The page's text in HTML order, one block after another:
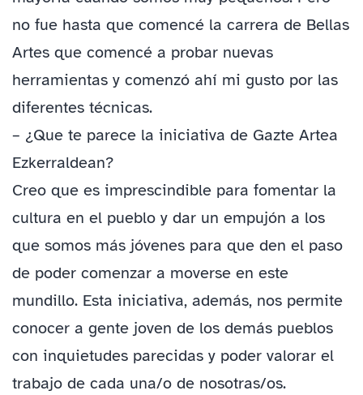
no fue hasta que comencé la carrera de Bellas
Artes que comencé a probar nuevas
herramientas y comenzó ahí mi gusto por las
diferentes técnicas.
– ¿Que te parece la iniciativa de Gazte Artea
Ezkerraldean?
Creo que es imprescindible para fomentar la
cultura en el pueblo y dar un empujón a los
que somos más jóvenes para que den el paso
de poder comenzar a moverse en este
mundillo. Esta iniciativa, además, nos permite
conocer a gente joven de los demás pueblos
con inquietudes parecidas y poder valorar el
trabajo de cada una/o de nosotras/os.